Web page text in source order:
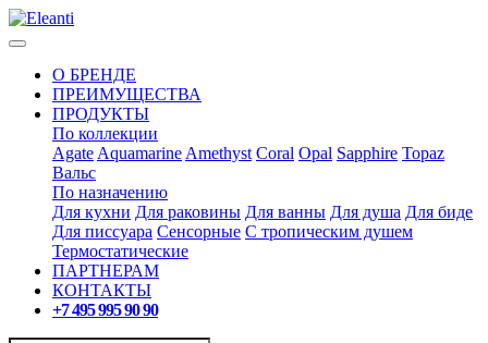
О БРЕНДЕ
ПРЕИМУЩЕСТВА
ПРОДУКТЫ
По коллекции
Agate Aquamarine Amethyst Coral Opal Sapphire Topaz
Вальс
По назначению
Для кухни Для раковины Для ванны Для душа Для биде
Для писсуара Сенсорные С тропическим душем
Термостатические
ПАРТНЕРАМ
КОНТАКТЫ
+7 495 995 90 90